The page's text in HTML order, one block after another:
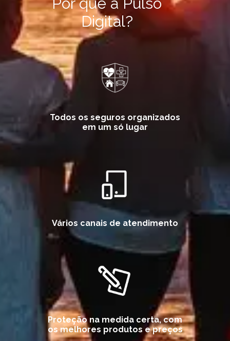
Digital?
Todos os seguros organizados
em um só lugar
Vários canais de atendimento
Proteção na medida certa, com
os melhores produtos e preços